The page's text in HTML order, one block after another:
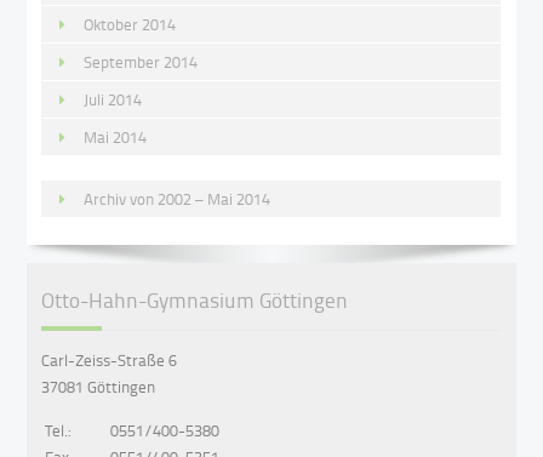
Oktober 2014
September 2014
Juli 2014
Mai 2014
Archiv von 2002 – Mai 2014
Otto-Hahn-Gymnasium Göttingen
Carl-Zeiss-Straße 6
37081 Göttingen
Tel.:
0551/400-5380